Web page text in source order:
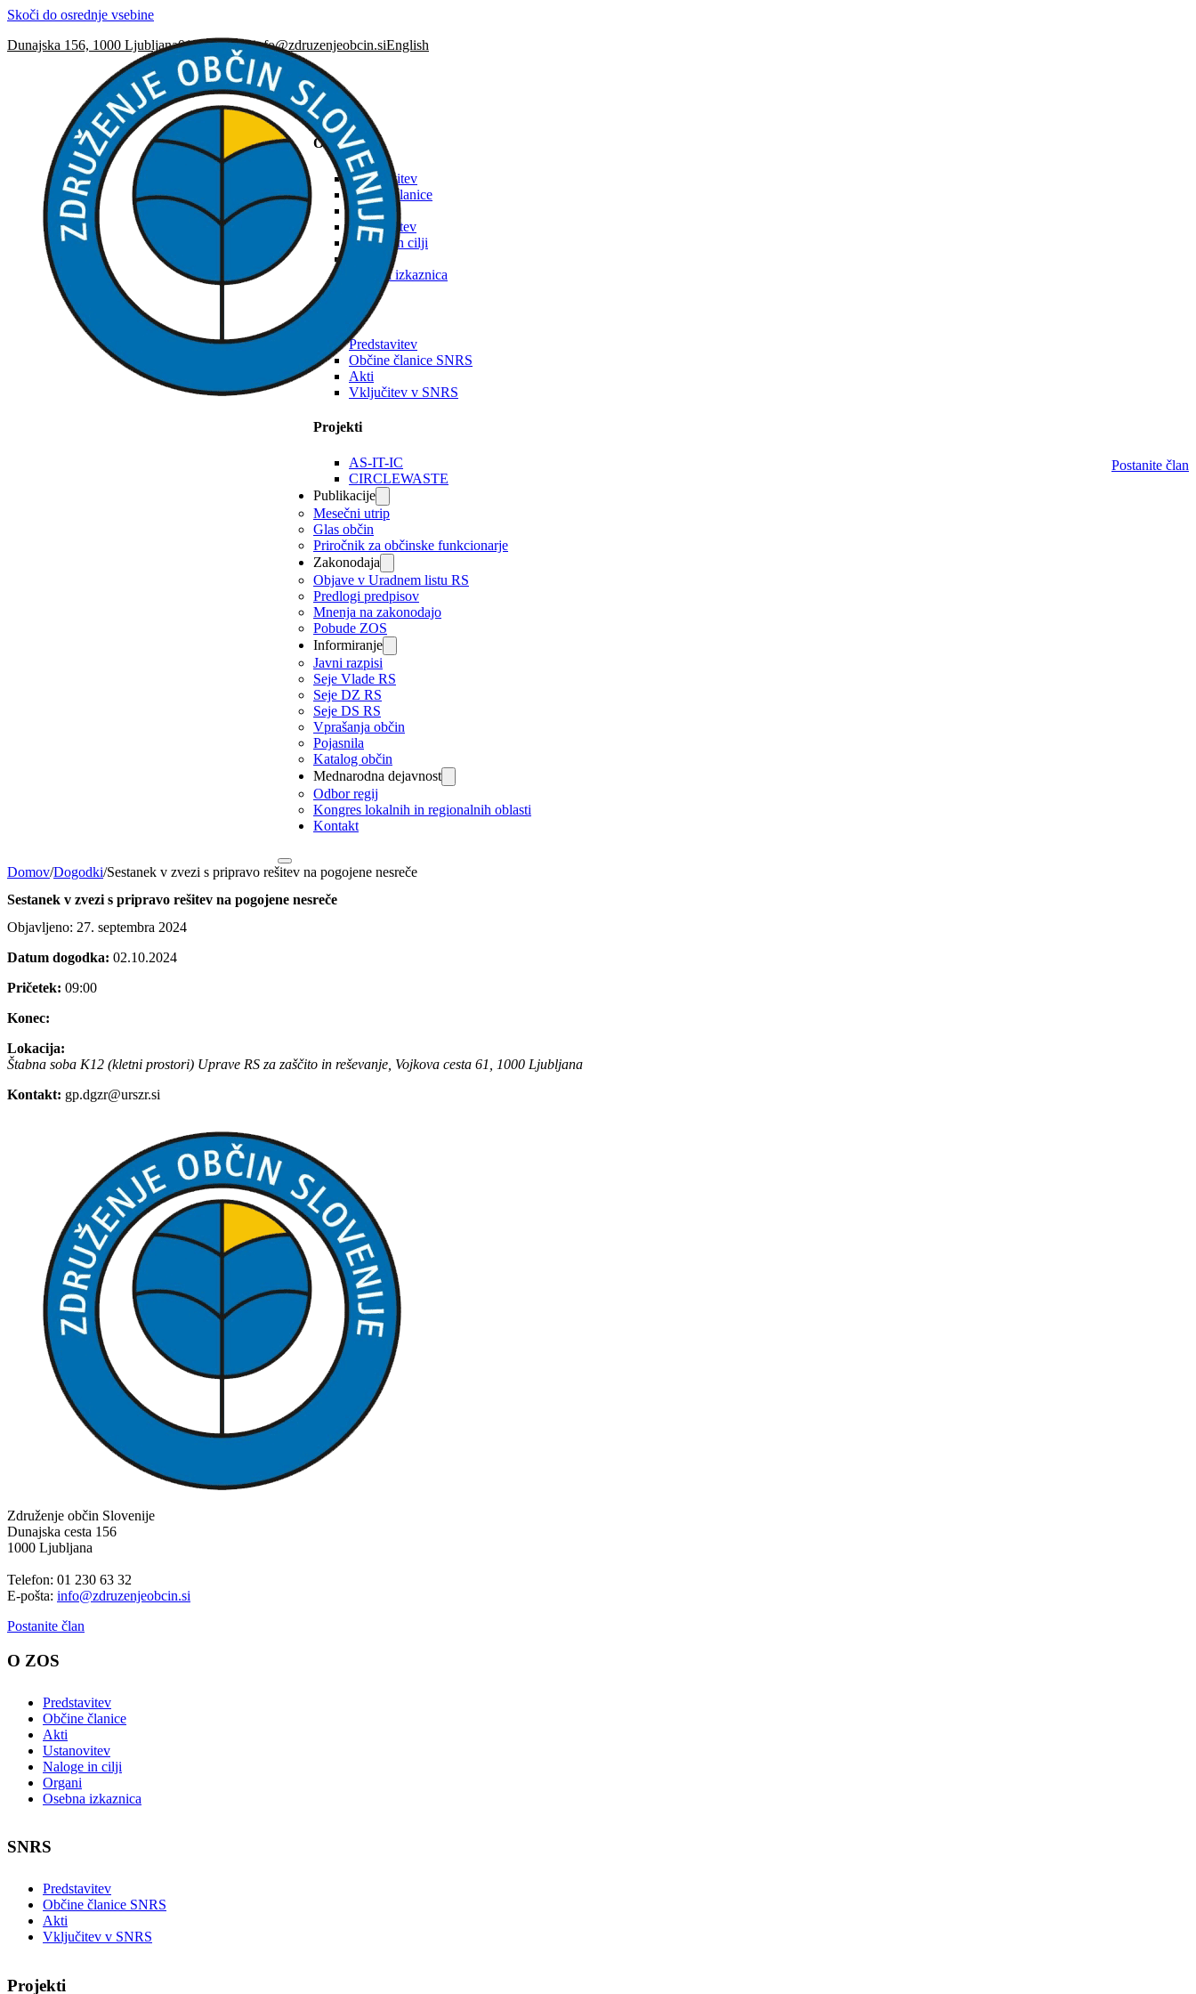
Skoči do osrednje vsebine
Dunajska 156, 1000 Ljubljana01 230 63 32info@zdruzenjeobcin.siEnglish
ZOS
O ZOS
Predstavitev
Občine članice
Akti
Ustanovitev
Naloge in cilji
Osebna izkaznica
SNRS
Predstavitev
Občine članice SNRS
Akti
Vključitev v SNRS
Projekti
AS-IT-IC
CIRCLEWASTE
Publikacije
Mesečni utrip
Glas občin
Priročnik za občinske funkcionarje
Zakonodaja
Objave v Uradnem listu RS
Predlogi predpisov
Mnenja na zakonodajo
Pobude ZOS
Informiranje
Javni razpisi
Seje Vlade RS
Seje DZ RS
Seje DS RS
Vprašanja občin
Pojasnila
Katalog občin
Mednarodna dejavnost
Odbor regij
Kongres lokalnih in regionalnih oblasti
Kontakt
Postanite član
Domov/Dogodki/Sestanek v zvezi s pripravo rešitev na pogojene nesreče
Sestanek v zvezi s pripravo rešitev na pogojene nesreče
Objavljeno: 27. septembra 2024
Datum dogodka: 02.10.2024
Pričetek: 09:00
Konec:
Lokacija:
Štabna soba K12 (kletni prostori) Uprave RS za zaščito in reševanje, Vojkova cesta 61, 1000 Ljubljana
Kontakt: gp.dgzr@urszr.si
Združenje občin Slovenije
Dunajska cesta 156
1000 Ljubljana
Telefon: 01 230 63 32
E-pošta: info@zdruzenjeobcin.si
Postanite član
O ZOS
Predstavitev
Občine članice
Akti
Ustanovitev
Naloge in cilji
Organi
Osebna izkaznica
SNRS
Predstavitev
Občine članice SNRS
Akti
Vključitev v SNRS
Projekti